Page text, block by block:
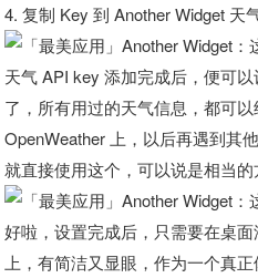
4. 复制 Key 到 Another Widget 天
天气 API key 添加完成后，便可
了，所有用过的天气信息，都可
OpenWeather 上，以后再遇到其
就直接使用这个，可以说是相当的
好啦，设置完成后，只需要在桌
上，有简洁又显眼，作为一个真